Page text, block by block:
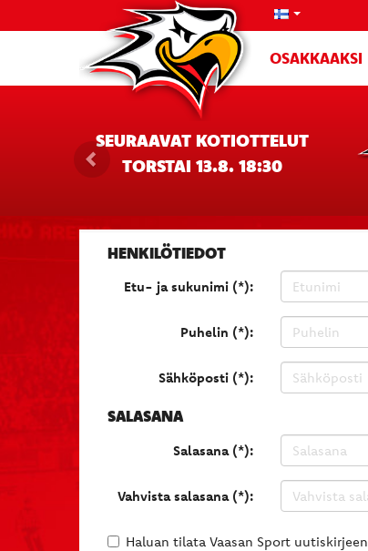
OSAKKAAKSI
SEURAAVAT KOTIOTTELUT
TORSTAI 13.8. 18:30
HENKILÖTIEDOT
Etu- ja sukunimi (*):
Puhelin (*):
Sähköposti (*):
SALASANA
Salasana (*):
Vahvista salasana (*):
Haluan tilata Vaasan Sport uutiskirjeen